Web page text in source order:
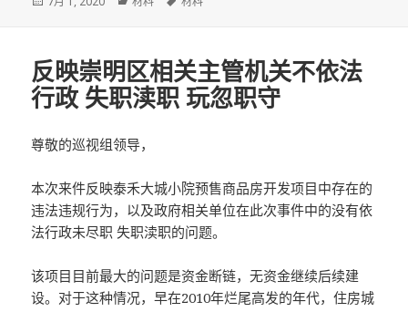
反映崇明区相关主管机关不依法
行政 失职渎职 玩忽职守
尊敬的巡视组领导，
本次来件反映泰禾大城小院预售商品房开发项目中存在的
违法违规行为，以及政府相关单位在此次事件中的没有依
法行政未尽职 失职渎职的问题。
该项目目前最大的问题是资金断链，无资金继续后续建
设。对于这种情况，早在2010年烂尾高发的年代，住房城